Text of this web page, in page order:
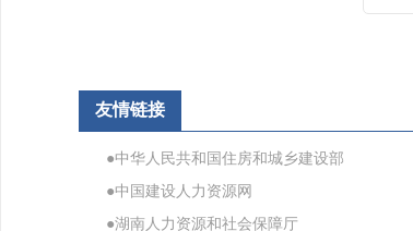
友情链接
●中华人民共和国住房和城乡建设部
●中国建设人力资源网
●湖南人力资源和社会保障厅